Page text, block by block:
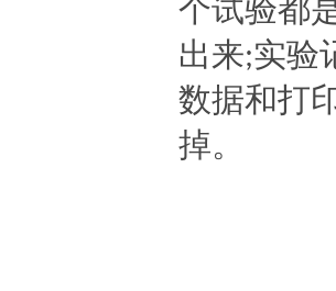
个试验都
出来;实验
数据和打
掉。